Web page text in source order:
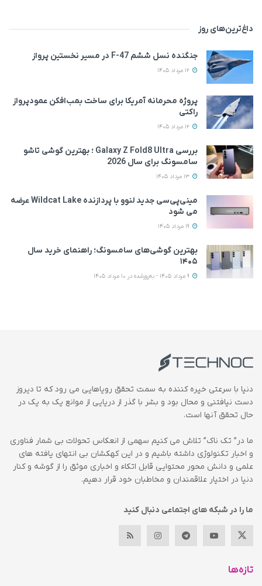
داغ‌ترین‌های روز
جنگنده نسل ششم F-47 در مسیر نخستین پرواز
پروژه محرمانه آمریکا برای ساخت بمب‌افکن عمودپرواز
راکتی
بررسی Galaxy Z Fold8 Ultra ؛ بهترین گوشی تاشو
سامسونگ برای سال 2026
مینی‌پی‌سی جدید لنوو با پردازنده Wildcat Lake عرضه
می‌ شود
بهترین گوشی‌های سامسونگ؛ راهنمای خرید سال
۱۴۰۵
دنیا با سرعتی خیره کننده به سمت تحقق رویاهایی می رود که تا دیروز
دست نیافتنی و محال بود و بشر با گذر از دریایی از موانع یک به یک در
حال تحقق آنها است.
ما در” تک ناک” تلاش می کنیم سهمی از انعکاس تحولات بی شمار فناوری
و اخبار تکنولوژی داشته باشیم و در این کهکشان بی انتهای یافته های
علمی و دانش محور محتوایی قابل اتکاء و اخباری موثق را از گوشه و کنار
دنیا در اختیار علاقمندان و مخاطبان خود قرار دهیم.
ما را در شبکه های اجتماعی دنبال کنید
تازه‌ها